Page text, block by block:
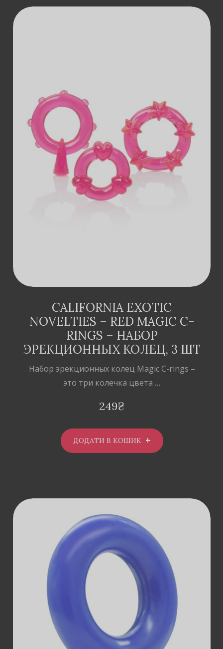
ДОДАТИ В
КОШИК
CALIFORNIA EXOTIC
NOVELTIES – RED MAGIC C-
RINGS – НАБОР
ЭРЕКЦИОННЫХ КОЛЕЦ, 3 ШТ
Набор эрекционных колец Magic C-rings –
это три колечка цвета …
249₴
ДОДАТИ В КОШИК